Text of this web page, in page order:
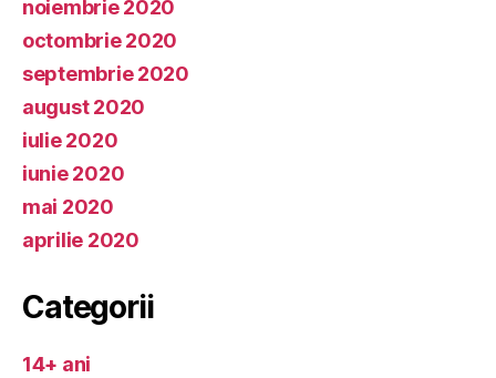
noiembrie 2020
octombrie 2020
septembrie 2020
august 2020
iulie 2020
iunie 2020
mai 2020
aprilie 2020
Categorii
14+ ani